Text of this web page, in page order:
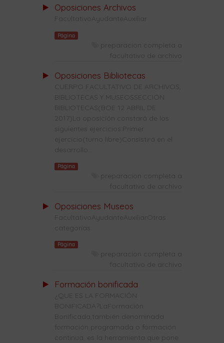
Oposiciones Archivos
FacultativoAyudanteAuxiliar
Página
preparacion completa a
facultativo de archivo
Oposiciones Bibliotecas
CUERPO FACULTATIVO DE ARCHIVOS,
BIBLIOTECAS Y MUSEOSSECCIÓN
BIBLIOTECAS(BOE 12 ABRIL DE
2017)La oposición constará de los
siguientes ejercicios:Primer
ejercicio(turno libre)Consistirá en el
desarrollo...
Página
preparacion completa a
facultativo de archivo
Oposiciones Museos
FacultativoAyudanteAuxiliarOtras
categorías
Página
preparacion completa a
facultativo de archivo
Formación bonificada
¿QUE ES LA FORMACIÓN
BONIFICADA?LaFormación
Bonificada,también denominada
formación programada o formación
continua, es la herramienta que pone